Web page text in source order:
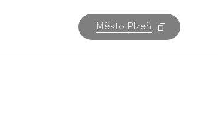
Město Plzeň